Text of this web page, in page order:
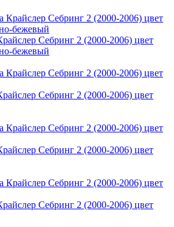
Себринг 2 (2000-2006) цвет
бежевый
Себринг 2 (2000-2006) цвет
Себринг 2 (2000-2006) цвет
Себринг 2 (2000-2006) цвет